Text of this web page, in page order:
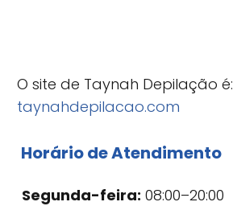
O site de Taynah Depilação é:
taynahdepilacao.com
Horário de Atendimento
Segunda-feira: 08:00–20:00